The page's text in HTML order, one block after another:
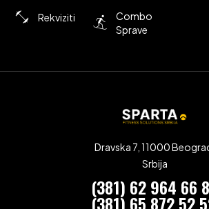
Rekviziti
Combo
Sprave
Dravska 7, 11000
Srbija
(381) 62 964 66
(381) 65 872 52